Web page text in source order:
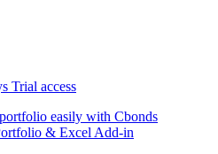
Trial access
easily with Cbonds
& Excel Add-in